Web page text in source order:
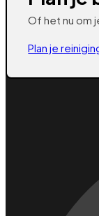
Of het nu om
Plan je